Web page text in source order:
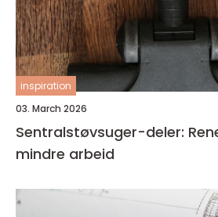
inspiration
03. March 2026
Sentralstøvsuger-deler:
mindre arbeid